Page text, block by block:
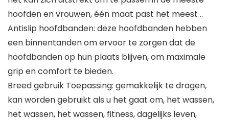
hoofden en vrouwen, één maat past het meest ..
Antislip hoofdbanden: deze hoofdbanden hebben
een binnentanden om ervoor te zorgen dat de
hoofdbanden op hun plaats blijven, om maximale
grip en comfort te bieden.
Breed gebruik Toepassing: gemakkelijk te dragen,
kan worden gebruikt als u het gaat om, het wassen,
het wassen, het wassen, fitness, dagelijks leven,